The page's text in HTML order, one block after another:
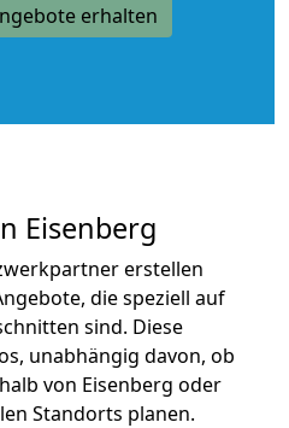
erhalten
Eisenberg
erstellen
die speziell auf
sind. Diese
unabhängig davon, ob
von Eisenberg oder
Standorts planen.